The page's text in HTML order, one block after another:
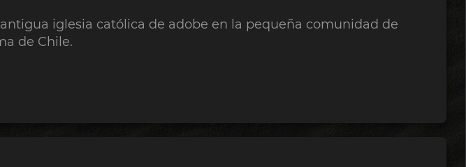
iglesia católica de adobe en la pequeña comunidad de
de Chile.